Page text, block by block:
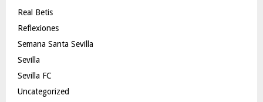
Real Betis
Reflexiones
Semana Santa Sevilla
Sevilla
Sevilla FC
Uncategorized